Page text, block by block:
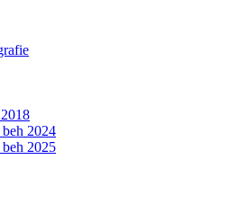
2024
2025